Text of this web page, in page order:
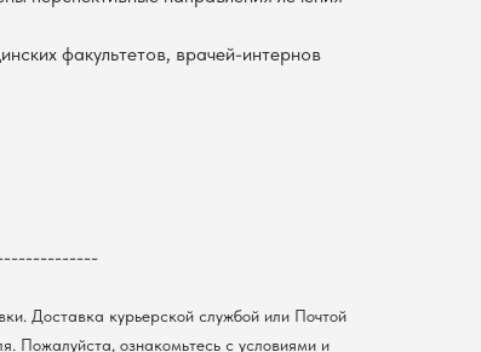
факультетов, врачей-интернов
Доставка курьерской службой или Почтой
Пожалуйста, ознакомьтесь с условиями и